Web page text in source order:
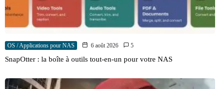
OS / Applications pour NAS 6 août 2026 5
SnapOtter : la boîte à outils tout-en-un pour votre NAS